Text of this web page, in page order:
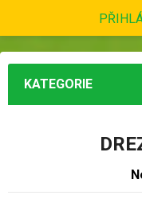
KATEGORIE